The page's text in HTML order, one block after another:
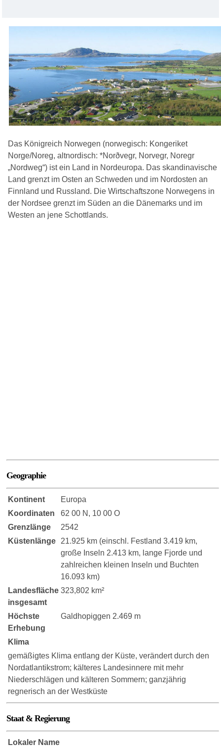
Das Königreich Norwegen (norwegisch: Kongeriket
Norge/Noreg, altnordisch: *Norðvegr, Norvegr, Noregr
„Nordweg“) ist ein Land in Nordeuropa. Das skandinavische
Land grenzt im Osten an Schweden und im Nordosten an
Finnland und Russland. Die Wirtschaftszone Norwegens in
der Nordsee grenzt im Süden an die Dänemarks und im
Westen an jene Schottlands.
Geographie
Kontinent
Europa
Koordinaten
62 00 N, 10 00 O
Grenzlänge
2542
Küstenlänge
21.925 km (einschl. Festland 3.419 km,
große Inseln 2.413 km, lange Fjorde und
zahlreichen kleinen Inseln und Buchten
16.093 km)
Landesfläche
insgesamt
323,802 km²
Höchste
Erhebung
Galdhopiggen 2.469 m
Klima
gemäßigtes Klima entlang der Küste, verändert durch den
Nordatlantikstrom; kälteres Landesinnere mit mehr
Niederschlägen und kälteren Sommern; ganzjährig
regnerisch an der Westküste
Staat & Regierung
Lokaler Name